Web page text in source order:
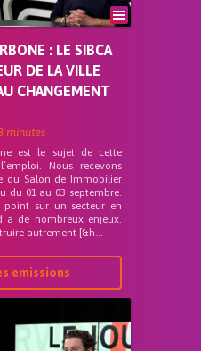
: LE SIBCA
DE LA VILLE
CHANGEMENT
minutes
est le sujet de cette
Nous recevons
du Salon de Immobilier
du 01 au 03 septembre.
point sur un secteur en
a de nombreux enjeux.
autrement [&h...
emissions